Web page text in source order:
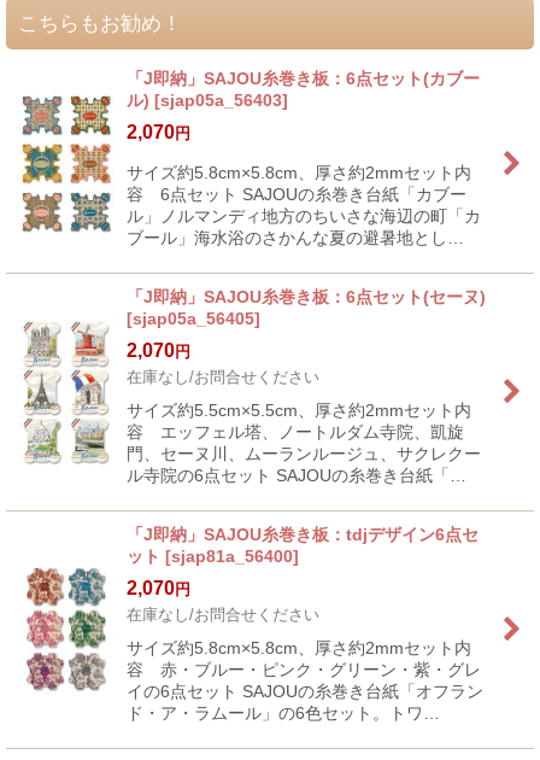
こちらもお勧め！
「J即納」SAJOU糸巻き板：6点セット(カブー
ル) [sjap05a_56403]
2,070円
サイズ約5.8cm×5.8cm、厚さ約2mmセット内
容 6点セット SAJOUの糸巻き台紙「カブー
ル」ノルマンディ地方のちいさな海辺の町「カ
ブール」海水浴のさかんな夏の避暑地とし…
「J即納」SAJOU糸巻き板：6点セット(セーヌ)
[sjap05a_56405]
2,070円
在庫なし/お問合せください
サイズ約5.5cm×5.5cm、厚さ約2mmセット内
容 エッフェル塔、ノートルダム寺院、凱旋
門、セーヌ川、ムーランルージュ、サクレクー
ル寺院の6点セット SAJOUの糸巻き台紙「…
「J即納」SAJOU糸巻き板：tdjデザイン6点セ
ット [sjap81a_56400]
2,070円
在庫なし/お問合せください
サイズ約5.8cm×5.8cm、厚さ約2mmセット内
容 赤・ブルー・ピンク・グリーン・紫・グレ
イの6点セット SAJOUの糸巻き台紙「オフラン
ド・ア・ラムール」の6色セット。トワ…